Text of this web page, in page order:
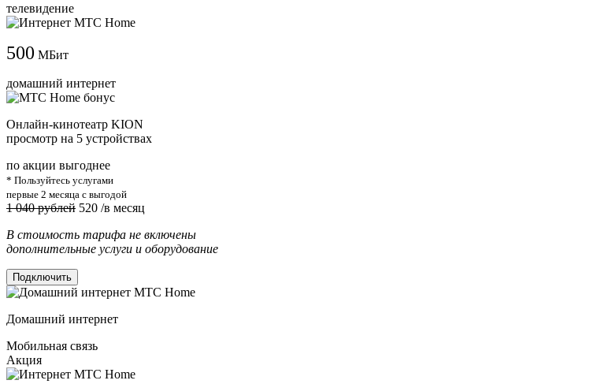
телевидение
500 МБит
домашний интернет
Онлайн-кинотеатр KION
просмотр на 5 устройствах
по акции выгоднее
* Пользуйтесь услугами
первые 2 месяца с выгодой
1 040 рублей 520 /в месяц
В стоимость тарифа не включены
дополнительные услуги и оборудование
Подключить
Домашний интернет
Мобильная связь
Акция